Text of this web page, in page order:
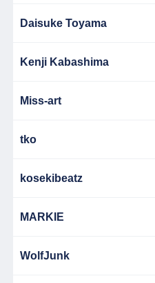
Daisuke Toyama
Kenji Kabashima
Miss-art
tko
kosekibeatz
MARKIE
WolfJunk